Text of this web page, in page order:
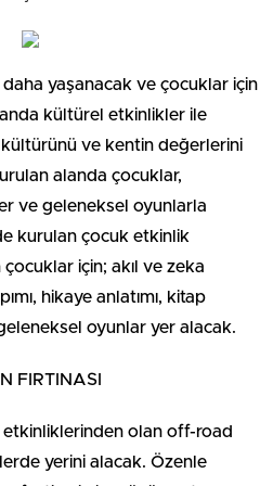
daha yaşanacak ve çocuklar için
kültürel etkinlikler ile
ve kentin değerlerini
alanda çocuklar,
ve geleneksel oyunlarla
kurulan çocuk etkinlik
için; akıl ve zeka
hikaye anlatımı, kitap
oyunlar yer alacak.
FIRTINASI
etkinliklerinden olan off-road
yerini alacak. Özenle